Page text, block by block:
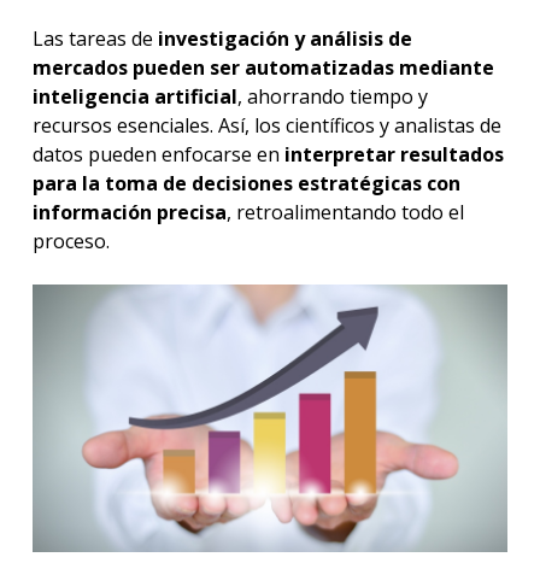
Las tareas de investigación y análisis de
mercados pueden ser automatizadas mediante
inteligencia artificial, ahorrando tiempo y
recursos esenciales. Así, los científicos y analistas de
datos pueden enfocarse en interpretar resultados
para la toma de decisiones estratégicas con
información precisa, retroalimentando todo el
proceso.